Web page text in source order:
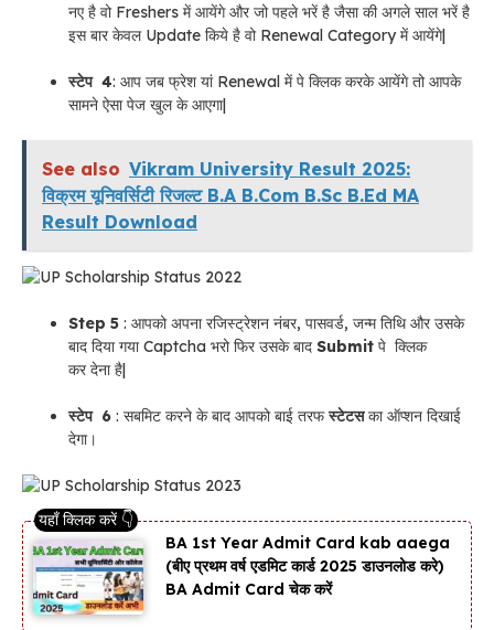
नए है वो Freshers में आयेंगे और जो पहले भरें है जैसा की अगले साल भरें है
इस बार केवल Update किये है वो Renewal Category में आयेंगे|
स्टेप 4: आप जब फ्रेश यां Renewal में पे क्लिक करके आयेंगे तो आपके
सामने ऐसा पेज खुल के आएगा|
See also Vikram University Result 2025:
विक्रम यूनिवर्सिटी रिजल्ट B.A B.Com B.Sc B.Ed MA
Result Download
Step 5 : आपको अपना रजिस्ट्रेशन नंबर, पासवर्ड, जन्म तिथि और उसके
बाद दिया गया Captcha भरो फिर उसके बाद Submit पे क्लिक
करदेना है|
स्टेप 6 : सबमिट करने के बाद आपको बाई तरफस्टेटसका ऑप्शन दिखाई
देगा।
BA 1st Year Admit Card kab aaega
(बीए प्रथम वर्ष एडमिट कार्ड 2025 डाउनलोड करे)
BA Admit Card चेक करें